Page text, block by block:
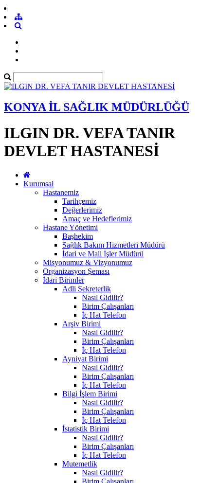
KONYA İL SAĞLIK MÜDÜRLÜĞÜ
ILGIN DR. VEFA TANIR
DEVLET HASTANESİ
Kurumsal
Hastanemiz
Tarihçemiz
Değerlerimiz
Amaç ve Hedeflerimiz
Hastane Yönetimi
Başhekim
Sağlık Bakım Hizmetleri Müdürü
İdari ve Mali İşler Müdürü
Misyonumuz & Vizyonumuz
Organizasyon Şeması
İdari Birimler
Adli Sekreterlik
Nasıl Gidilir?
Birim Çalışanları
İç Hat Telefon
Arşiv Birimi
Nasıl Gidilir?
Birim Çalışanları
İç Hat Telefon
Ayniyat Birimi
Nasıl Gidilir?
Birim Çalışanları
İç Hat Telefon
Bilgi İşlem Birimi
Nasıl Gidilir?
Birim Çalışanları
İç Hat Telefon
İstatistik Birimi
Nasıl Gidilir?
Birim Çalışanları
İç Hat Telefon
Mutemetlik
Nasıl Gidilir?
Birim Çalışanları